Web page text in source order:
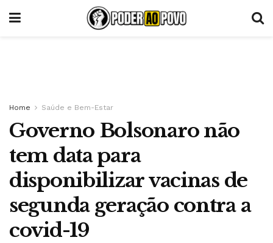
Home Saúde e Bem-Estar
Governo Bolsonaro não
tem data para
disponibilizar vacinas de
segunda geração contra a
covid-19